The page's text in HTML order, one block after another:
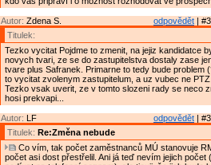
odpovědět |
Autor: Zdena S.
Titulek:
Tezko vycitat Pojdme to zmenit, na jejiz kandidatce
novych tvari, ze se do zastupitelstva dostaly zase
tvare plus Safranek. Primarne to tedy bude problem
to vycitat zvolenym zastupitelum, a uz vubec ne
Tezko vsak uverit, ze v tomto slozeni rady se neco
hosi prekvapi...
odpovědět |
Autor: LF
Titulek: Re:Změna nebude
Co vím, tak počet zaměstnanců MÚ stanovuje
počet asi dost přestřelil. Ani já teď nevím jejich počet